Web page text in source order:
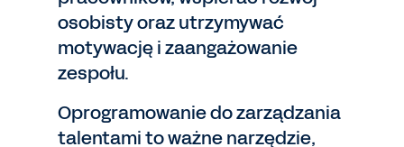
osobisty oraz utrzymywać
motywację i zaangażowanie
zespołu.
Oprogramowanie do zarządzania
talentami to ważne narzędzie,